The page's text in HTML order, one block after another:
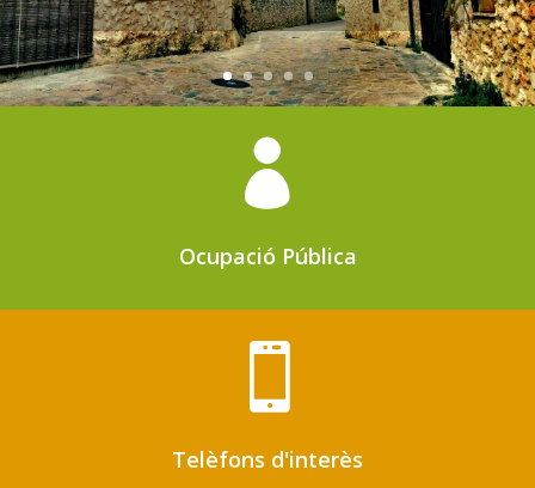

Ocupació Pública

Telèfons d'interès